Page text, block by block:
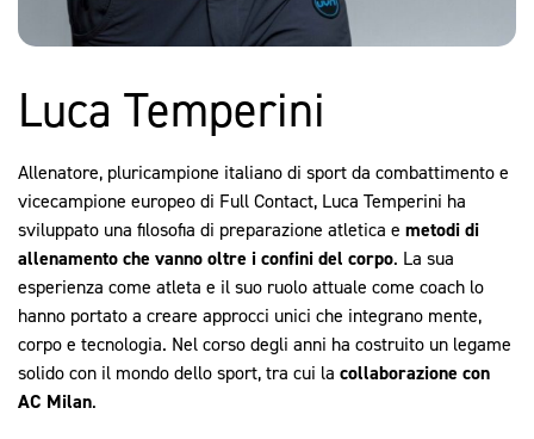
Luca Temperini
Allenatore, pluricampione italiano di sport da combattimento e
vicecampione europeo di Full Contact, Luca Temperini ha
sviluppato una filosofia di preparazione atletica e metodi di
allenamento che vanno oltre i confini del corpo. La sua
esperienza come atleta e il suo ruolo attuale come coach lo
hanno portato a creare approcci unici che integrano mente,
corpo e tecnologia. Nel corso degli anni ha costruito un legame
solido con il mondo dello sport, tra cui la collaborazione con
AC Milan.